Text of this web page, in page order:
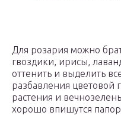
Для розария можно
гвоздики, ирисы,
оттенить и выделить
разбавления цветовой
растения и
хорошо впишутся